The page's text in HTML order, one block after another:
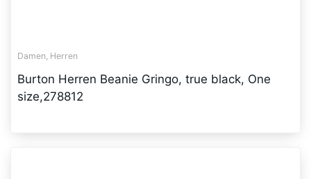
Damen, Herren
Burton Herren Beanie Gringo, true black, One
size,278812